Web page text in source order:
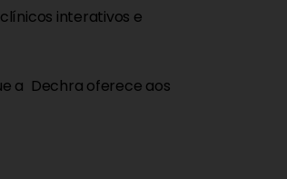
interativos e
a Dechra oferece aos